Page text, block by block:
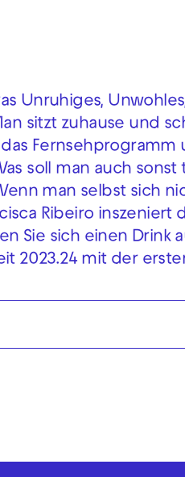
Unruhiges,
sitzt zuhause und
soll man auch
man selbst sich
Ribeiro
Sie sich einen Drink
2023.24 mit der